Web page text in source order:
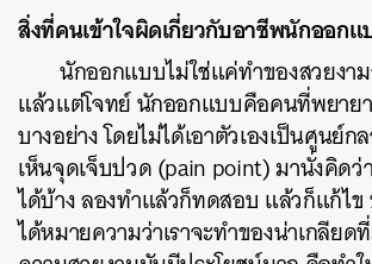
สิ่งที่คนเข้าใจผิดเกี่ยวกับอาชีพนักออก
นักออกแบบไม่ใช่แค่ทำของสวยงา
แล้วแต่โจทย์ นักออกแบบคือคนที่พยาย
บางอย่าง โดยไม่ได้เอาตัวเองเป็นศูนย์ก
เห็นจุดเจ็บปวด (pain point) มานั่งคิดว่
ได้บ้าง ลองทำแล้วก็ทดสอบ แล้วก็แก้ไ
ได้หมายความว่าเราจะทำของน่าเกลีย